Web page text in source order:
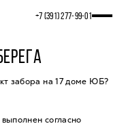
+7 (391) 277‒99‒01
забора на 17 доме ЮБ?
согласно